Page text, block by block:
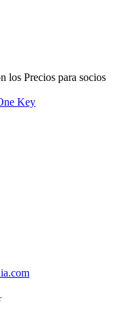
los Precios para socios
Key